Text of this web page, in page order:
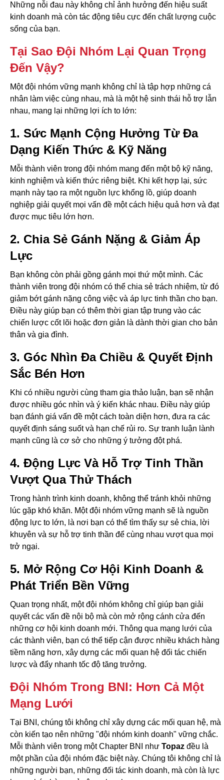
Những nỗi đau này không chỉ ảnh hưởng đến hiệu suất
kinh doanh mà còn tác động tiêu cực đến chất lượng cuộc
sống của bạn.
Tại Sao Đội Nhóm Lại Quan Trọng
Đến Vậy?
Một đội nhóm vững mạnh không chỉ là tập hợp những cá
nhân làm việc cùng nhau, mà là một hệ sinh thái hỗ trợ lẫn
nhau, mang lại những lợi ích to lớn:
1. Sức Mạnh Cộng Hưởng Từ Đa
Dạng Kiến Thức & Kỹ Năng
Mỗi thành viên trong đội nhóm mang đến một bộ kỹ năng,
kinh nghiệm và kiến thức riêng biệt. Khi kết hợp lại, sức
mạnh này tạo ra một nguồn lực khổng lồ, giúp doanh
nghiệp giải quyết mọi vấn đề một cách hiệu quả hơn và đạt
được mục tiêu lớn hơn.
2. Chia Sẻ Gánh Nặng & Giảm Áp
Lực
Bạn không còn phải gồng gánh mọi thứ một mình. Các
thành viên trong đội nhóm có thể chia sẻ trách nhiệm, từ đó
giảm bớt gánh nặng công việc và áp lực tinh thần cho bạn.
Điều này giúp bạn có thêm thời gian tập trung vào các
chiến lược cốt lõi hoặc đơn giản là dành thời gian cho bản
thân và gia đình.
3. Góc Nhìn Đa Chiều & Quyết Định
Sắc Bén Hơn
Khi có nhiều người cùng tham gia thảo luận, bạn sẽ nhận
được nhiều góc nhìn và ý kiến khác nhau. Điều này giúp
bạn đánh giá vấn đề một cách toàn diện hơn, đưa ra các
quyết định sáng suốt và hạn chế rủi ro. Sự tranh luận lành
mạnh cũng là cơ sở cho những ý tưởng đột phá.
4. Động Lực Và Hỗ Trợ Tinh Thần
Vượt Qua Thử Thách
Trong hành trình kinh doanh, không thể tránh khỏi những
lúc gặp khó khăn. Một đội nhóm vững mạnh sẽ là nguồn
động lực to lớn, là nơi bạn có thể tìm thấy sự sẻ chia, lời
khuyên và sự hỗ trợ tinh thần để cùng nhau vượt qua mọi
trở ngại.
5. Mở Rộng Cơ Hội Kinh Doanh &
Phát Triển Bền Vững
Quan trọng nhất, một đội nhóm không chỉ giúp bạn giải
quyết các vấn đề nội bộ mà còn mở rộng cánh cửa đến
những cơ hội kinh doanh mới. Thông qua mạng lưới của
các thành viên, bạn có thể tiếp cận được nhiều khách hàng
tiềm năng hơn, xây dựng các mối quan hệ đối tác chiến
lược và đẩy nhanh tốc độ tăng trưởng.
Đội Nhóm Trong BNI: Hơn Cả Một
Mạng Lưới
Tại BNI, chúng tôi không chỉ xây dựng các mối quan hệ, mà
còn kiến tạo nên những "đội nhóm kinh doanh" vững chắc.
Mỗi thành viên trong một Chapter BNI như Topaz đều là
một phần của đội nhóm đặc biệt này. Chúng tôi không chỉ là
những người bạn, những đối tác kinh doanh, mà còn là lực